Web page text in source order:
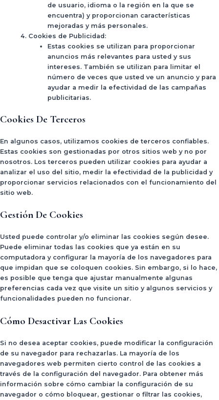
de usuario, idioma o la región en la que se
encuentra) y proporcionan características
mejoradas y más personales.
Cookies de Publicidad :
Estas cookies se utilizan para proporcionar
anuncios más relevantes para usted y sus
intereses. También se utilizan para limitar el
número de veces que usted ve un anuncio y para
ayudar a medir la efectividad de las campañas
publicitarias.
Cookies De Terceros
En algunos casos, utilizamos cookies de terceros confiables.
Estas cookies son gestionadas por otros sitios web y no por
nosotros. Los terceros pueden utilizar cookies para ayudar a
analizar el uso del sitio, medir la efectividad de la publicidad y
proporcionar servicios relacionados con el funcionamiento del
sitio web.
Gestión De Cookies
Usted puede controlar y/o eliminar las cookies según desee.
Puede eliminar todas las cookies que ya están en su
computadora y configurar la mayoría de los navegadores para
que impidan que se coloquen cookies. Sin embargo, si lo hace,
es posible que tenga que ajustar manualmente algunas
preferencias cada vez que visite un sitio y algunos servicios y
funcionalidades pueden no funcionar.
Cómo Desactivar Las Cookies
Si no desea aceptar cookies, puede modificar la configuración
de su navegador para rechazarlas. La mayoría de los
navegadores web permiten cierto control de las cookies a
través de la configuración del navegador. Para obtener más
información sobre cómo cambiar la configuración de su
navegador o cómo bloquear, gestionar o filtrar las cookies,